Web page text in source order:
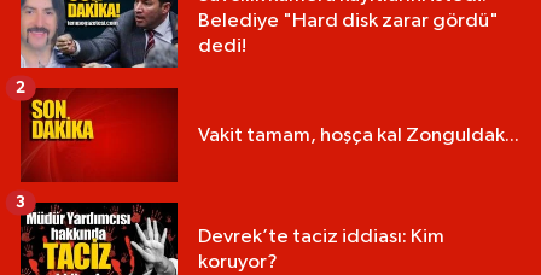
Belediye "Hard disk zarar gördü"
dedi!
Vakit tamam, hoşça kal Zonguldak...
2
Devrek’te taciz iddiası: Kim
koruyor?
3